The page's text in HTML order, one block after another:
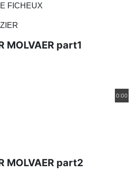
FICHEUX
MOLVAER part1
0:00
MOLVAER part2